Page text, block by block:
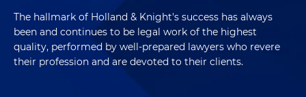
The hallmark of Holland & Knight's success has always
been and continues to be legal work of the highest
quality, performed by well-prepared lawyers who revere
their profession and are devoted to their clients.